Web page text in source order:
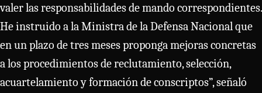
valer las responsabilidades de mando correspondientes.
He instruido a la Ministra de la Defensa Nacional que
en un plazo de tres meses proponga mejoras concretas
a los procedimientos de reclutamiento, selección,
acuartelamiento y formación de conscriptos”, señaló